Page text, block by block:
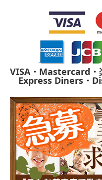
VISA・Mastercard・
Express Diners・